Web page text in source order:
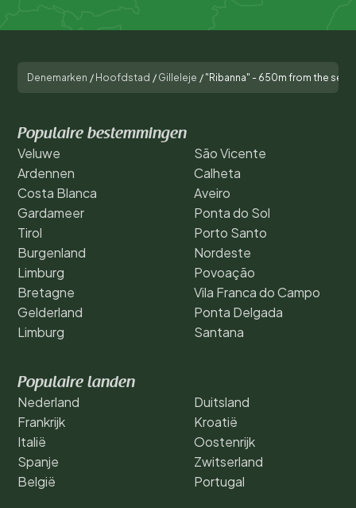
Denemarken / Hoofdstad / Gilleleje / "Ribanna" - 650m from the sea
Populaire bestemmingen
Veluwe
Ardennen
Costa Blanca
Gardameer
Tirol
Burgenland
Limburg
Bretagne
Gelderland
Limburg
São Vicente
Calheta
Aveiro
Ponta do Sol
Porto Santo
Nordeste
Povoação
Vila Franca do Campo
Ponta Delgada
Santana
Populaire landen
Nederland
Frankrijk
Italië
Spanje
België
Duitsland
Kroatië
Oostenrijk
Zwitserland
Portugal